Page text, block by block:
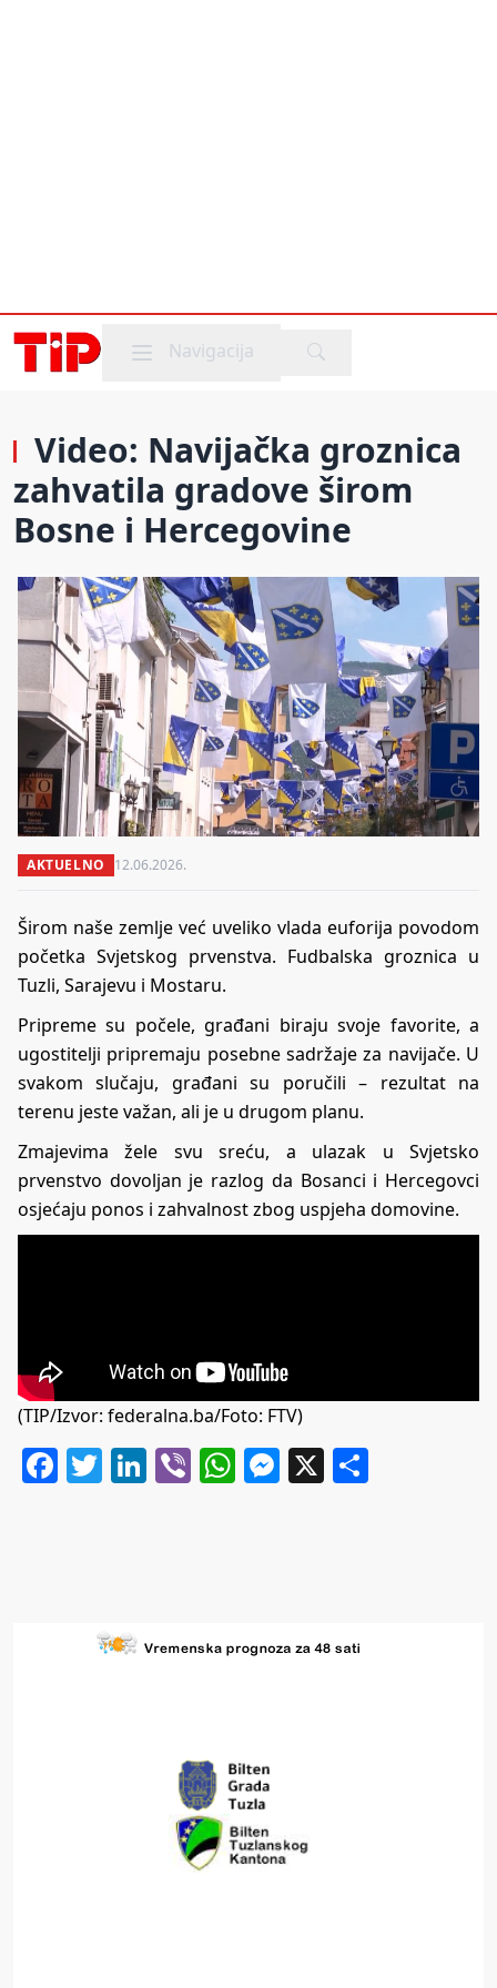
Mobile menu
Navigacija
Video: Navijačka groznica
zahvatila gradove širom
Bosne i Hercegovine
AKTUELNO 12.06.2026.
Širom naše zemlje već uveliko vlada euforija povodom
početka Svjetskog prvenstva. Fudbalska groznica u
Tuzli, Sarajevu i Mostaru.
Pripreme su počele, građani biraju svoje favorite, a
ugostitelji pripremaju posebne sadržaje za navijače. U
svakom slučaju, građani su poručili – rezultat na
terenu jeste važan, ali je u drugom planu.
Zmajevima žele svu sreću, a ulazak u Svjetsko
prvenstvo dovoljan je razlog da Bosanci i Hercegovci
osjećaju ponos i zahvalnost zbog uspjeha domovine.
(TIP/Izvor: federalna.ba/Foto: FTV)
Facebook
Twitter
LinkedIn
ViberWhatsApp
Messenger
X